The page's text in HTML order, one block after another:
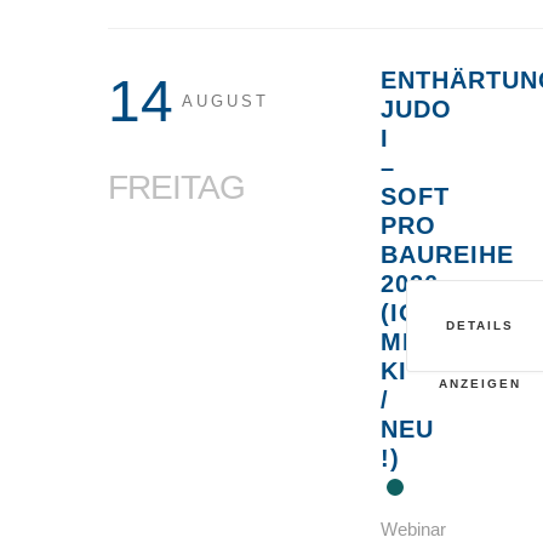
14 AUGUST
FREITAG
JUDO
I
–
SOFT
PRO
BAUREIHE
2026
MIT
KI
/
NEU
!)
Webinar
DETAILS
ANZEIGEN